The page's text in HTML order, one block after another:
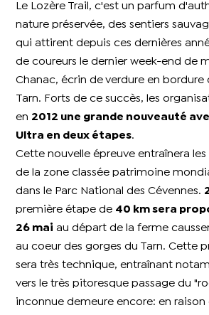
Le Lozère Trail, c'est un parfum
nature préservée, des sentiers
qui attirent depuis ces dernières
de coureurs le dernier week-end de
Chanac, écrin de verdure en bordure
Tarn. Forts de ce succès, les
en 2012 une grande nouveauté
Ultra en deux étapes.
Cette nouvelle épreuve entraînera
de la zone classée patrimoine
dans le Parc National des Cévennes.
première étape de 40 km sera
26 mai au départ de la ferme
au coeur des gorges du Tarn. Cette
sera très technique, entraînant
vers le très pitoresque passage du
inconnue demeure encore: en raison